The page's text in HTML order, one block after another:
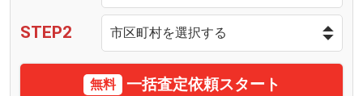
STEP2
無料 一括査定依頼スタート